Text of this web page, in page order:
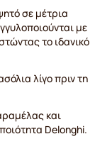
σε μέτρια
με
το ιδανικό
λίγο πριν τη
και
Delonghi.